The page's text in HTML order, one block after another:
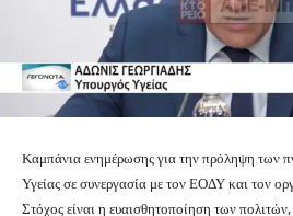
Καμπάνια ενημέρωσης για την πρόληψη των
Υγείας σε συνεργασία με τον ΕΟΔΥ και τον
Στόχος είναι η ευαισθητοποίηση των